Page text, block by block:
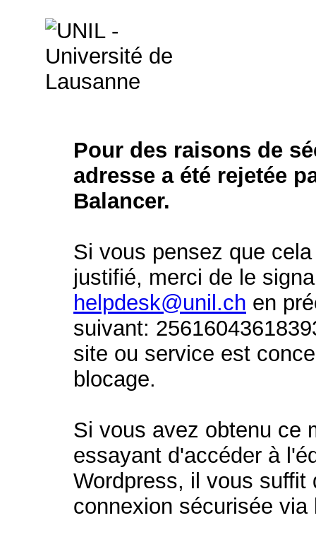
Pour des raisons de
adresse a été rejetée
Balancer.
Si vous pensez que
justifié, merci de le
helpdesk@unil.ch en
suivant:
site ou service est
blocage.
Si vous avez obtenu ce
essayant d'accéder à
Wordpress, il vous suffit
connexion sécurisée